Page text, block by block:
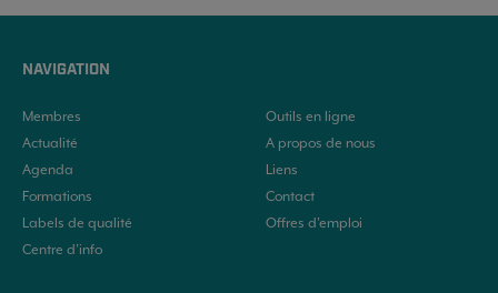
NAVIGATION
Membres
Actualité
Agenda
Formations
Labels de qualité
Centre d’info
Outils en ligne
A propos de nous
Liens
Contact
Offres d'emploi